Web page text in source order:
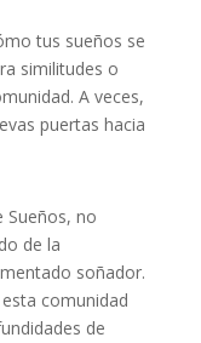
tus sueños se
similitudes o
A veces,
puertas hacia
Sueños, no
de la
soñador.
comunidad
de